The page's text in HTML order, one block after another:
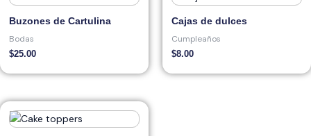
Buzones de Cartulina
Bodas
$25.00
Cajas de dulces
Cumpleaños
$8.00
range:
$6.00